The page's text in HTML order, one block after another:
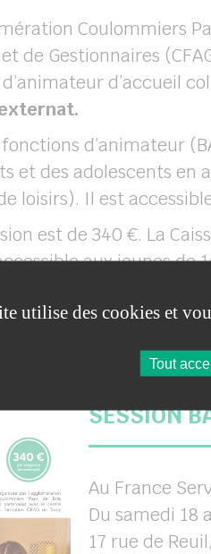
Coulommiers
de Gestionnaires
d’accueil
d’animateur
et des adolescents
loisirs). Il est
est de 340 €. La
aux jeunes
du stage, sans
SESSION
Au France
Du samedi 18
17 rue de
utilise des cookies et
Tout